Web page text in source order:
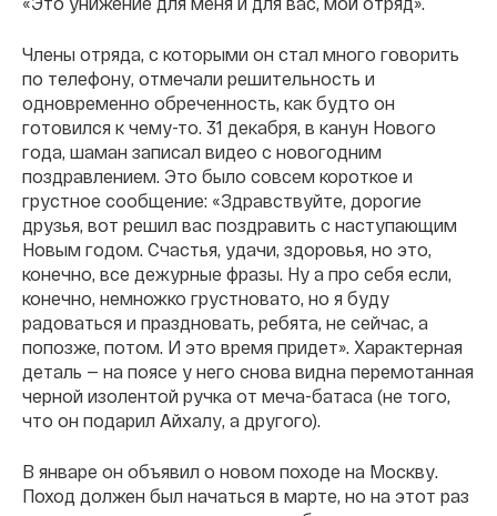
Члены отряда, с которыми он стал много говорить
по телефону, отмечали решительность и
одновременно обреченность, как будто он
готовился к чему-то. 31 декабря, в канун Нового
года, шаман записал видео с новогодним
поздравлением. Это было совсем короткое и
грустное сообщение: «Здравствуйте, дорогие
друзья, вот решил вас поздравить с наступающим
Новым годом. Счастья, удачи, здоровья, но это,
конечно, все дежурные фразы. Ну а про себя если,
конечно, немножко грустновато, но я буду
радоваться и праздновать, ребята, не сейчас, а
попозже, потом. И это время придет». Характерная
деталь — на поясе у него снова видна перемотанная
черной изолентой ручка от меча-батаса (не того,
что он подарил Айхалу, а другого).
В январе он объявил о новом походе на Москву.
Поход должен был начаться в марте, но на этот раз